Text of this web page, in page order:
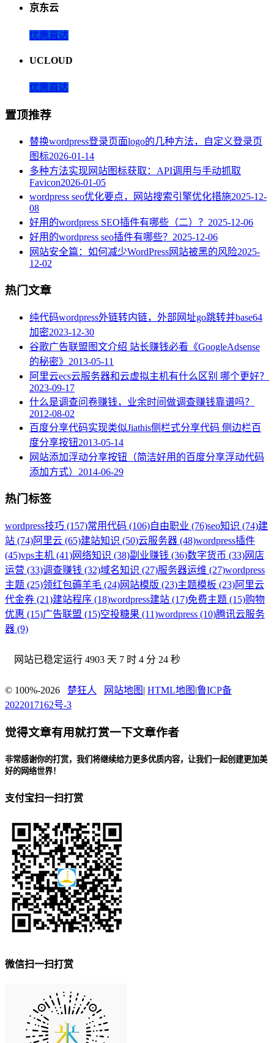
京东云
优惠直达
UCLOUD
优惠直达
置顶推荐
替换wordpress登录页面logo的几种方法，自定义登录页
图标2026-01-14
多种方法实现网站图标获取：API调用与手动抓取
Favicon2026-01-05
wordpress seo优化要点，网站搜索引擎优化措施2025-12-
08
好用的wordpress SEO插件有哪些（二）？ 2025-12-06
好用的wordpress seo插件有哪些？ 2025-12-06
网站安全篇：如何减少WordPress网站被黑的风险2025-
12-02
热门文章
纯代码wordpress外链转内链，外部网址go跳转并base64
加密2023-12-30
谷歌广告联盟图文介绍 站长赚钱必看《GoogleAdsense
的秘密》 2013-05-11
阿里云ecs云服务器和云虚拟主机有什么区别 哪个更好？
2023-09-17
什么是调查问卷赚钱，业余时间做调查赚钱靠谱吗？
2012-08-02
百度分享代码实现类似Jiathis侧栏式分享代码 侧边栏百
度分享按钮2013-05-14
网站添加浮动分享按钮（简洁好用的百度分享浮动代码
添加方式） 2014-06-29
热门标签
wordpress技巧 (157)常用代码 (106)自由职业 (76)seo知识 (74)建
站 (74)阿里云 (65)建站知识 (50)云服务器 (48)wordpress插件
(45)vps主机 (41)网络知识 (38)副业赚钱 (36)数字货币 (33)网店
运营 (33)调查赚钱 (32)域名知识 (27)服务器运维 (27)wordpress
主题 (25)领红包薅羊毛 (24)网站模版 (23)主题模板 (23)阿里云
代金券 (21)建站程序 (18)wordpress建站 (17)免费主题 (15)购物
优惠 (15)广告联盟 (15)空投糖果 (11)wordpress (10)腾讯云服务
器 (9)
网站已稳定运行 4903 天 7 时 4 分 25 秒
© 100%-2026 楚狂人 网站地图 | HTML地图 |鲁ICP备
2022017162号-3
觉得文章有用就打赏一下文章作者
非常感谢你的打赏，我们将继续给力更多优质内容，让我们一起创建更加美
好的网络世界！
支付宝扫一扫打赏
微信扫一扫打赏